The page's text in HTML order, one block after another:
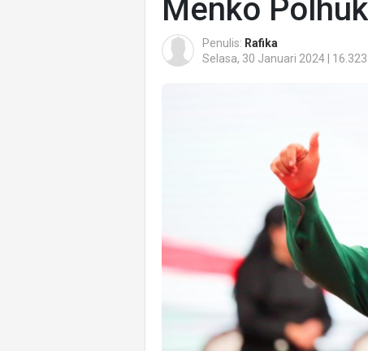
Menko
Penulis: Rafika
Selasa, 30 Januari 2024 |